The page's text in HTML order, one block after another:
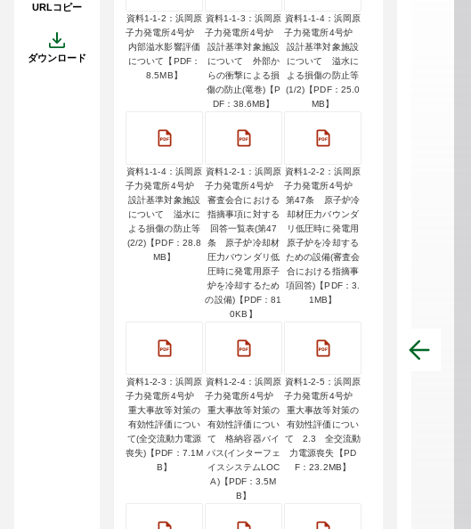
URLコピー
ダウンロード
資料1-1-2：浜岡原
子力発電所4号炉
内部溢水影響評価
について【PDF：
8.5MB】
資料1-1-3：浜岡原
子力発電所4号炉
設計基準対象施設
について 外部か
らの衝撃による損
傷の防止(竜巻)【P
DF：38.6MB】
資料1-1-4：浜岡原
子力発電所4号炉
設計基準対象施設
について 溢水に
よる損傷の防止等
(1/2)【PDF：25.0
MB】
資料1-1-4：浜岡原
子力発電所4号炉
設計基準対象施設
について 溢水に
よる損傷の防止等
(2/2)【PDF：28.8
MB】
資料1-2-1：浜岡原
子力発電所4号炉
審査会合における
指摘事項に対する
回答一覧表(第47
条 原子炉冷却材
圧力バウンダリ低
圧時に発電用原子
炉を冷却するため
の設備)【PDF：81
0KB】
資料1-2-2：浜岡原
子力発電所4号炉
第47条 原子炉冷
却材圧力バウンダ
リ低圧時に発電用
原子炉を冷却する
ための設備(審査会
合における指摘事
項回答)【PDF：3.
1MB】
資料1-2-3：浜岡原
子力発電所4号炉
重大事故等対策の
有効性評価につい
て(全交流動力電源
喪失)【PDF：7.1M
B】
資料1-2-4：浜岡原
子力発電所4号炉
重大事故等対策の
有効性評価につい
て 格納容器バイ
パス(インターフェ
イスシステムLOC
A)【PDF：3.5M
B】
資料1-2-5：浜岡原
子力発電所4号炉
重大事故等対策の
有効性評価につい
て 2.3 全交流動
力電源喪失【PD
F：23.2MB】